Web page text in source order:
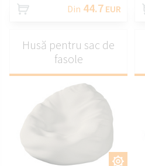
Din 44.7 EUR
PERSONALIZAȚI
Husă pentru sac de
fasole